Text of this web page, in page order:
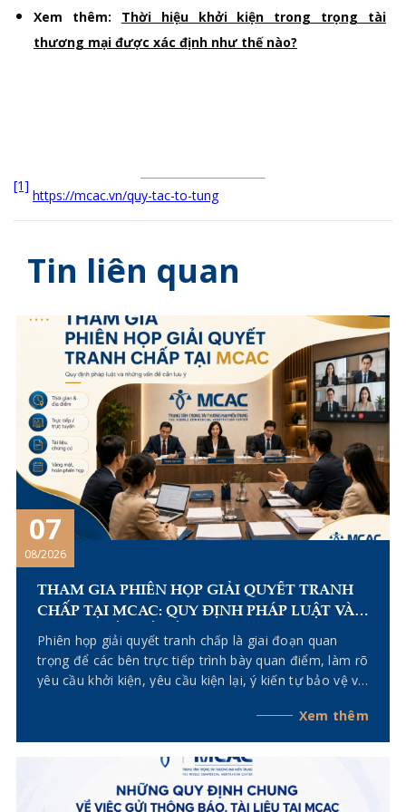
Xem thêm: Thời hiệu khởi kiện trong trọng tài
thương mại được xác định như thế nào?
[1]
https://mcac.vn/quy-tac-to-tung
Tin liên quan
07
08/2026
THAM GIA PHIÊN HỌP GIẢI QUYẾT TRANH
CHẤP TẠI MCAC: QUY ĐỊNH PHÁP LUẬT VÀ
NHỮNG VẤN ĐỀ CẦN LƯU Ý
Phiên họp giải quyết tranh chấp là giai đoạn quan
trọng để các bên trực tiếp trình bày quan điểm, làm rõ
yêu cầu khởi kiện, yêu cầu kiện lại, ý kiến tự bảo vệ và
tài. Để việc tham gia phiên họp đạt hiệu quả và hạn
chế rủi ro pháp lý, các bên cần lưu ý những nội dung
sau đây.
Xem thêm